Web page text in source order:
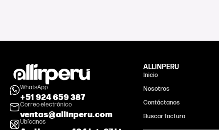
WhatsApp
+51 924 659 387
Correo electrónico
ventas@allinperu.com
Ubícanos
ALLINPERU
Inicio
Nosotros
Contáctanos
Buscar factura